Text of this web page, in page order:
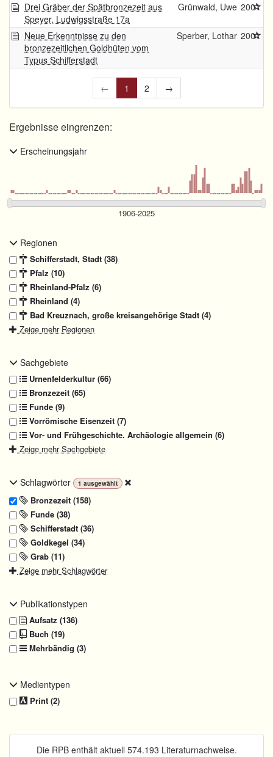
Drei Gräber der Spätbronzezeit aus
Speyer, Ludwigsstraße 17a
Grünwald, Uwe 2001
Neue Erkenntnisse zu den
bronzezeitlichen Goldhüten vom
Typus Schifferstadt
Sperber, Lothar 2001
← 1 2 →
Ergebnisse eingrenzen:
Erscheinungsjahr
Regionen
Schifferstadt, Stadt (38)
Pfalz (10)
Rheinland-Pfalz (6)
Rheinland (4)
Bad Kreuznach, große kreisangehörige Stadt (4)
Zeige mehr Regionen
Sachgebiete
Urnenfelderkultur (66)
Bronzezeit (65)
Funde (9)
Vorrömische Eisenzeit (7)
Vor- und Frühgeschichte. Archäologie allgemein (6)
Zeige mehr Sachgebiete
Schlagwörter 1 ausgewählt
Bronzezeit (158)
Funde (38)
Schifferstadt (36)
Goldkegel (34)
Grab (11)
Zeige mehr Schlagwörter
Publikationstypen
Aufsatz (136)
Buch (19)
Mehrbändig (3)
Medientypen
Print (2)
Die RPB enthält aktuell 574.193 Literaturnachweise.